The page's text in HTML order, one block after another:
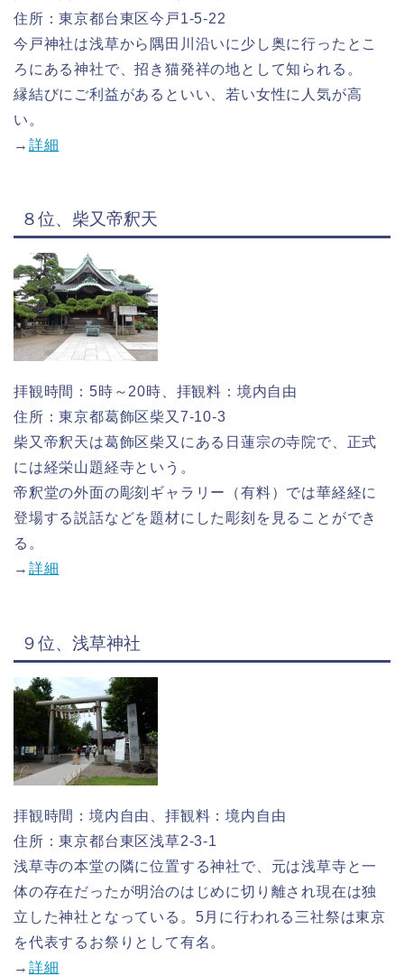
住所：東京都台東区今戸1-5-22
今戸神社は浅草から隅田川沿いに少し奥に行ったとこ
ろにある神社で、招き猫発祥の地として知られる。
縁結びにご利益があるといい、若い女性に人気が高
い。
→ 詳細
８位、柴又帝釈天
拝観時間：5時～20時、拝観料：境内自由
住所：東京都葛飾区柴又7-10-3
柴又帝釈天は葛飾区柴又にある日蓮宗の寺院で、正式
には経栄山題経寺という。
帝釈堂の外面の彫刻ギャラリー（有料）では華経経に
登場する説話などを題材にした彫刻を見ることができ
る。
→ 詳細
９位、浅草神社
拝観時間：境内自由、拝観料：境内自由
住所：東京都台東区浅草2-3-1
浅草寺の本堂の隣に位置する神社で、元は浅草寺と一
体の存在だったが明治のはじめに切り離され現在は独
立した神社となっている。5月に行われる三社祭は東京
を代表するお祭りとして有名。
→ 詳細